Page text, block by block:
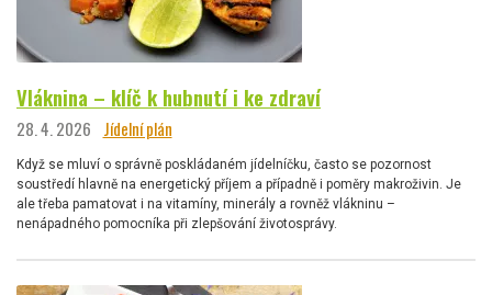
Vláknina – klíč k hubnutí i ke zdraví
28. 4. 2026 Jídelní plán
Když se mluví o správně poskládaném jídelníčku, často se pozornost
soustředí hlavně na energetický příjem a případně i poměry makroživin. Je
ale třeba pamatovat i na vitamíny, minerály a rovněž vlákninu –
nenápadného pomocníka při zlepšování životosprávy.